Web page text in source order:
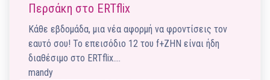
Περσάκη στο ERTflix
Κάθε εβδομάδα, μια νέα αφορμή να φροντίσεις τον
εαυτό σου! Το επεισόδιο 12 του f+ΖΗΝ είναι ήδη
διαθέσιμο στο ERTflix.…
mandy